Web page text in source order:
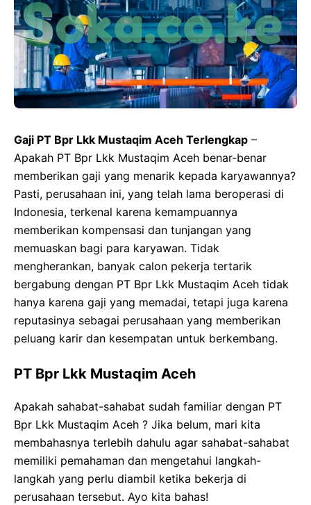
Gaji PT Bpr Lkk Mustaqim Aceh Terlengkap –
Apakah PT Bpr Lkk Mustaqim Aceh benar-benar
memberikan gaji yang menarik kepada karyawannya?
Pasti, perusahaan ini, yang telah lama beroperasi di
Indonesia, terkenal karena kemampuannya
memberikan kompensasi dan tunjangan yang
memuaskan bagi para karyawan. Tidak
mengherankan, banyak calon pekerja tertarik
bergabung dengan PT Bpr Lkk Mustaqim Aceh tidak
hanya karena gaji yang memadai, tetapi juga karena
reputasinya sebagai perusahaan yang memberikan
peluang karir dan kesempatan untuk berkembang.
PT Bpr Lkk Mustaqim Aceh
Apakah sahabat-sahabat sudah familiar dengan PT
Bpr Lkk Mustaqim Aceh ? Jika belum, mari kita
membahasnya terlebih dahulu agar sahabat-sahabat
memiliki pemahaman dan mengetahui langkah-
langkah yang perlu diambil ketika bekerja di
perusahaan tersebut. Ayo kita bahas!